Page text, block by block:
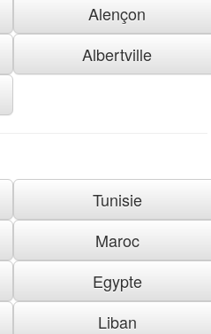
Alençon
Albertville
Tunisie
Maroc
Egypte
Liban